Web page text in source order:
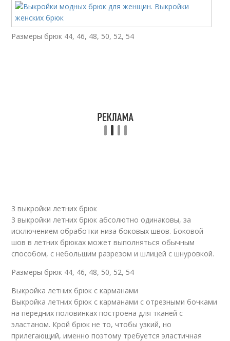
Размеры брюк 44, 46, 48, 50, 52, 54
3 выкройки летних брюк
3 выкройки летних брюк абсолютно одинаковы, за
исключением обработки низа боковых швов. Боковой
шов в летних брюках может выполняться обычным
способом, с небольшим разрезом и шлицей с шнуровкой.
Размеры брюк 44, 46, 48, 50, 52, 54
Выкройка летних брюк с карманами
Выкройка летних брюк с карманами с отрезными бочками
на передних половинках построена для тканей с
эластаном. Крой брюк не то, чтобы узкий, но
прилегающий, именно поэтому требуется эластичная